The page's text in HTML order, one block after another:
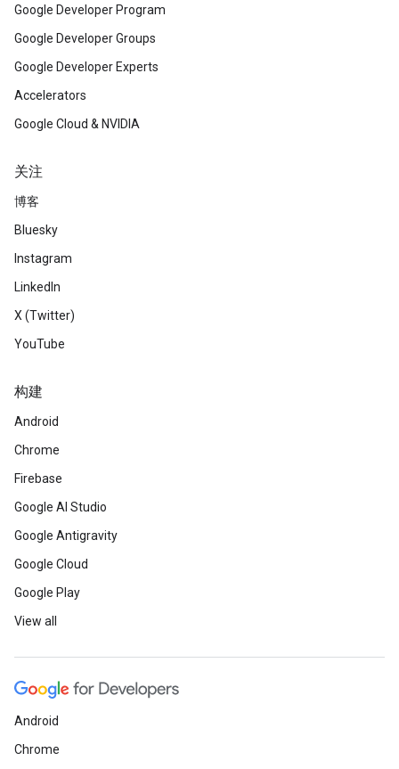
Google Developer Program
Google Developer Groups
Google Developer Experts
Accelerators
Google Cloud & NVIDIA
关注
博客
Bluesky
Instagram
LinkedIn
X (Twitter)
YouTube
构建
Android
Chrome
Firebase
Google AI Studio
Google Antigravity
Google Cloud
Google Play
View all
Android
Chrome